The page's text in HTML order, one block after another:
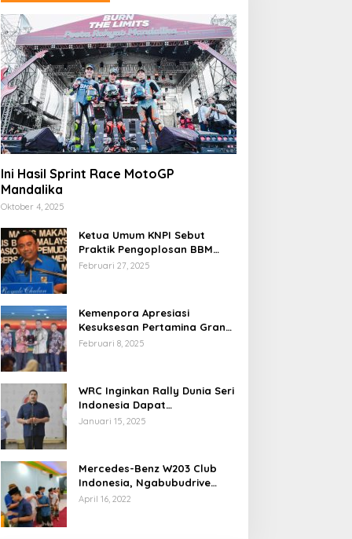
Ini Hasil Sprint Race MotoGP
Mandalika
Oktober 4, 2025
Ketua Umum KNPI Sebut
Praktik Pengoplosan BBM
Cederai Kepercayaan
Februari 27, 2025
Kemenpora Apresiasi
Kesuksesan Pertamina Grand
Prix of Indonesia 2024
Februari 8, 2025
WRC Inginkan Rally Dunia Seri
Indonesia Dapat
Terselenggara 2026
Januari 15, 2025
Mercedes-Benz W203 Club
Indonesia, Ngabubudrive
Ramadhan 2022
April 16, 2022